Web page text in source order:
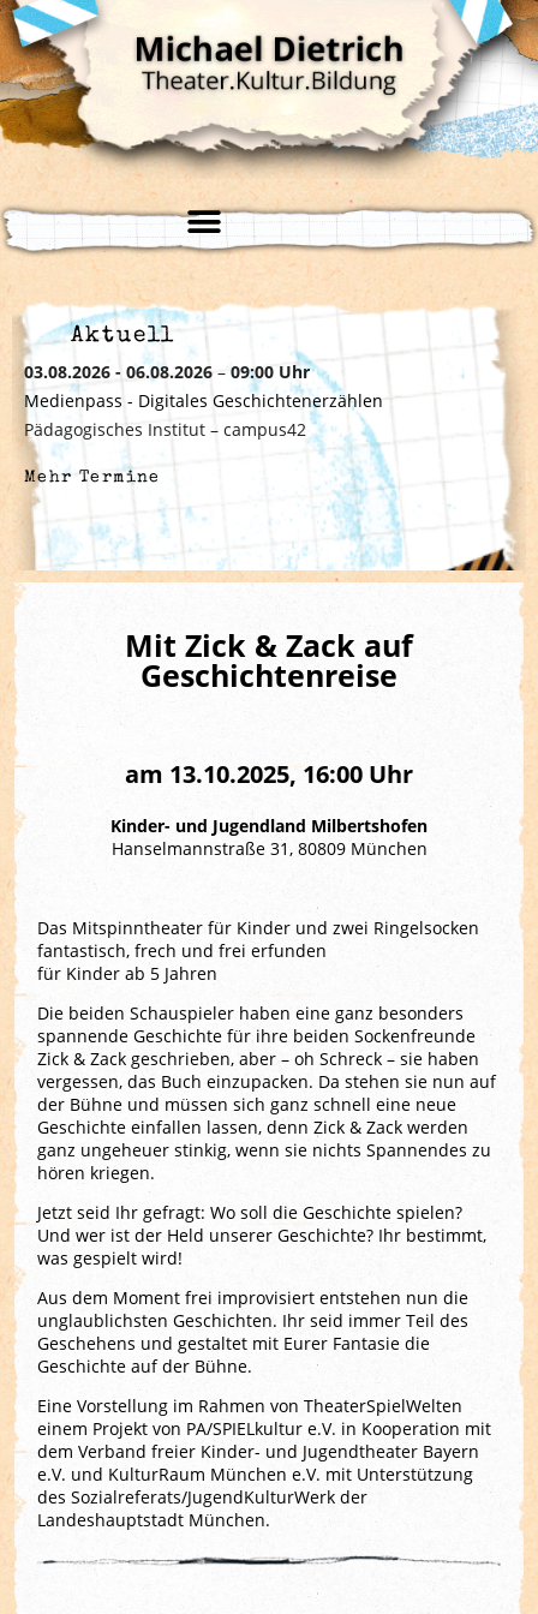
Aktuell
03.08.2026 - 06.08.2026 –09:00 Uhr
Medienpass - Digitales Geschichtenerzählen
Pädagogisches Institut – campus42
Mehr Termine
Mit Zick & Zack auf
Geschichtenreise
am 13.10.2025, 16:00 Uhr
Kinder- und Jugendland Milbertshofen
Hanselmannstraße 31, 80809 München
Das Mitspinntheater für Kinder und zwei Ringelsocken
fantastisch, frech und frei erfunden
für Kinder ab 5 Jahren
Die beiden Schauspieler haben eine ganz besonders
spannende Geschichte für ihre beiden Sockenfreunde
Zick & Zack geschrieben, aber – oh Schreck – sie haben
vergessen, das Buch einzupacken. Da stehen sie nun auf
der Bühne und müssen sich ganz schnell eine neue
Geschichte einfallen lassen, denn Zick & Zack werden
ganz ungeheuer stinkig, wenn sie nichts Spannendes zu
hören kriegen.
Jetzt seid Ihr gefragt: Wo soll die Geschichte spielen?
Und wer ist der Held unserer Geschichte? Ihr bestimmt,
was gespielt wird!
Aus dem Moment frei improvisiert entstehen nun die
unglaublichsten Geschichten. Ihr seid immer Teil des
Geschehens und gestaltet mit Eurer Fantasie die
Geschichte auf der Bühne.
Eine Vorstellung im Rahmen von TheaterSpielWelten
einem Projekt von PA/SPIELkultur e.V. in Kooperation mit
dem Verband freier Kinder- und Jugendtheater Bayern
e.V. und KulturRaum München e.V. mit Unterstützung
des Sozialreferats/JugendKulturWerk der
Landeshauptstadt München.